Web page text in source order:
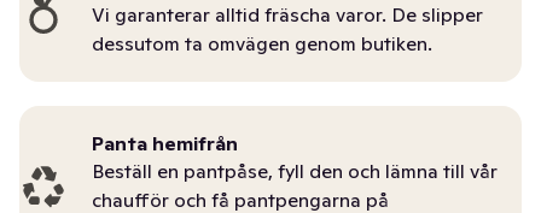
Vi garanterar alltid fräscha varor. De slipper
dessutom ta omvägen genom butiken.
Panta hemifrån
Beställ en pantpåse, fyll den och lämna till vår
chaufför och få pantpengarna på